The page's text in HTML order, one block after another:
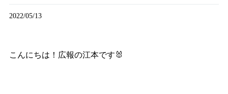
2022/05/13
こんにちは！広報の江本です🐰